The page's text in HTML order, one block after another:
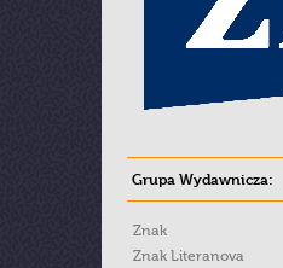
Grupa Wydawnicza:
Znak
Znak Literanova